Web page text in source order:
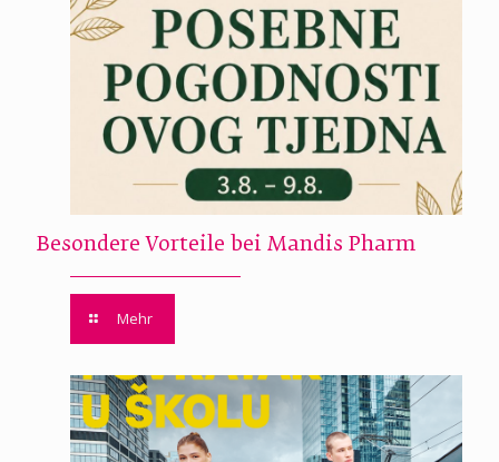
Besondere Vorteile bei Mandis Pharm
Mehr